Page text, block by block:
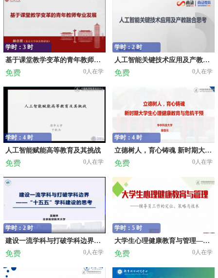
学时：3 时
基于课堂教学变革的青年教师专业发展
免费 0人在学
学时：2 时
人工智能关键技术应用及产教融合思考
免费 0人在学
学时：4 时
人工智能赋能高等教育及其挑战
免费 0人在学
学时：4 时
立德树人，育心铸魂 新时期大学生心理心理健康教育与危机干预
免费 0人在学
学时：2 时
建设一流学科与打破学科边界——“十五五”学科建设的思考
免费 0人在学
学时：5 时
大学生心理健康教育与管理——辅导员工作的定位、策略与技术
免费 0人在学